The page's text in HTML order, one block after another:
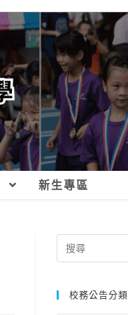
新生專區
Search
for:
校務公告分類